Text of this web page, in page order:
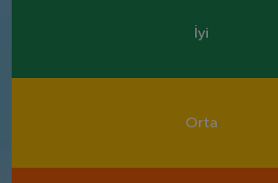
İyi
Orta